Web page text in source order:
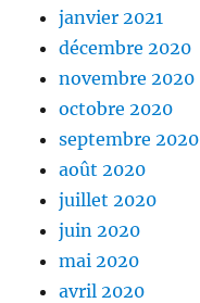
janvier 2021
décembre 2020
novembre 2020
octobre 2020
septembre 2020
août 2020
juillet 2020
juin 2020
mai 2020
avril 2020